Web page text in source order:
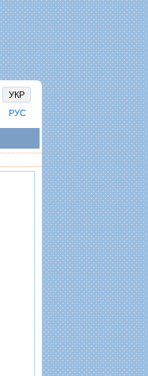
УКР
РУС